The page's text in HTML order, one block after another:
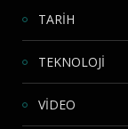
TARİH
TEKNOLOJİ
VİDEO